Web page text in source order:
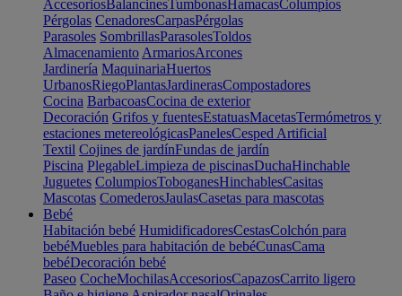
AccesoriosBalancinesTumbonasHamacasColumpios
Pérgolas CenadoresCarpasPérgolas
Parasoles SombrillasParasolesToldos
Almacenamiento ArmariosArcones
Jardinería MaquinariaHuertos
UrbanosRiegoPlantasJardinerasCompostadores
Cocina BarbacoasCocina de exterior
Decoración Grifos y fuentesEstatuasMacetasTermómetros y
estaciones metereológicasPanelesCesped Artificial
Textil Cojines de jardínFundas de jardín
Piscina PlegableLimpieza de piscinasDuchaHinchable
Juguetes ColumpiosToboganesHinchablesCasitas
Mascotas ComederosJaulasCasetas para mascotas
Bebé
Habitación bebé HumidificadoresCestasColchón para
bebéMuebles para habitación de bebéCunasCama
bebéDecoración bebé
Paseo CocheMochilasAccesoriosCapazosCarrito ligero